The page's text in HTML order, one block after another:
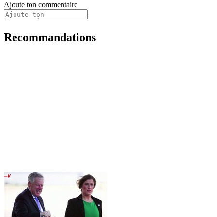
Ajoute ton commentaire
Recommandations